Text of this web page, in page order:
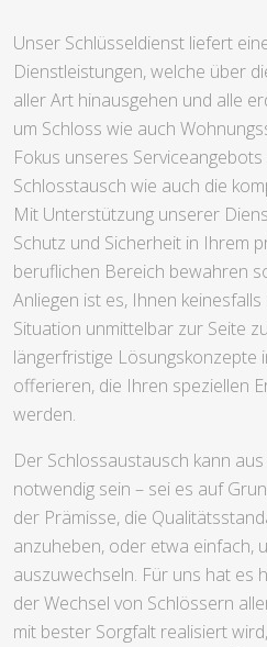
Unser Schlüsseldienst liefert
Dienstleistungen, welche über
aller Art hinausgehen und alle
um Schloss wie auch
Fokus unseres
Schlosstausch wie auch die
Mit Unterstützung unserer
Schutz und Sicherheit in Ihrem
beruflichen Bereich bewahren
Anliegen ist es, Ihnen
Situation unmittelbar zur Seite
längerfristige Lösungskonzepte
offerieren, die Ihren speziellen
werden.
Der Schlossaustausch kann
notwendig sein – sei es auf
der Prämisse, die
anzuheben, oder etwa einfach,
auszuwechseln. Für uns hat es
der Wechsel von Schlössern
mit bester Sorgfalt realisiert